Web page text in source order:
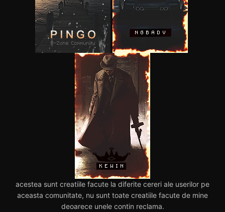
acestea sunt creatiile facute la diferite cereri ale userilor pe
aceasta comunitate, nu sunt toate creatiile facute de mine
deoarece unele contin reclama.